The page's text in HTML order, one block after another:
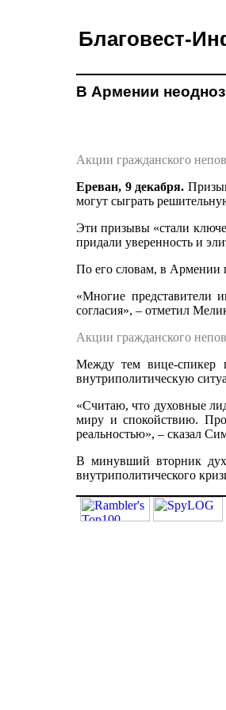
Благовест-
В Армении
Акции гражданского
Ереван, 9 декабря.
могут сыграть
Эти призывы «стали
придали уверенность и
По его словам, в Армении
«Многие представители
согласия», – отметил
Акции гражданского
Между тем вице-спикер
внутриполитическую
«Считаю, что духовные
миру и спокойствию.
реальностью», – сказал
В минувший вторник
внутриполитического